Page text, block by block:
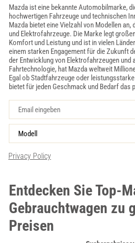
Mazda ist eine bekannte Automobilmarke,
hochwertigen Fahrzeuge und technischen
Mazda bietet eine Vielzahl von Modellen an,
und Elektrofahrzeuge. Die Marke legt
Komfort und Leistung und ist in vielen
einem starken Engagement für die Zukunft
der Entwicklung von Elektrofahrzeugen und
Fahrtechnologie, hat Mazda weltweit
Egal ob Stadtfahrzeuge oder
bietet für jeden Geschmack und Bedarf das
Privacy Policy
Entdecken Sie Top-
Gebrauchtwagen zu
Preisen